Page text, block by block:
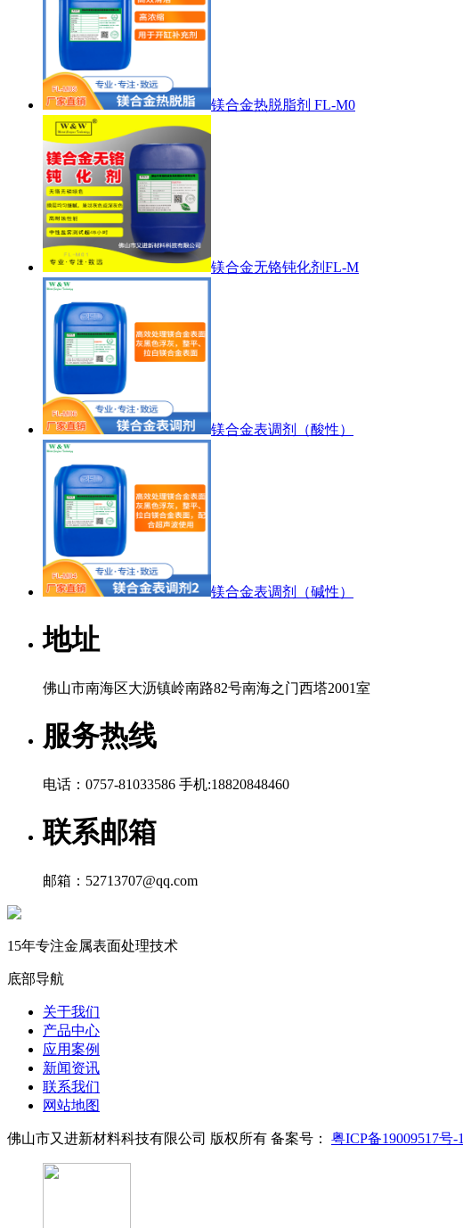
镁合金热脱脂剂 FL-M0
镁合金无铬钝化剂FL-M
镁合金表调剂（酸性）
镁合金表调剂（碱性）
地址
佛山市南海区大沥镇岭南路82号南海之门西塔2001室
服务热线
电话：0757-81033586 手机:18820848460
联系邮箱
邮箱：52713707@qq.com
15年专注金属表面处理技术
底部导航
关于我们
产品中心
应用案例
新闻资讯
联系我们
网站地图
佛山市又进新材料科技有限公司 版权所有 备案号： 粤ICP备19009517号-1